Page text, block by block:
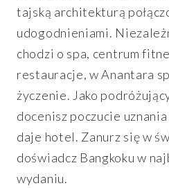
tajską architekturą
udogodnieniami.
chodzi o spa, centrum
restauracje, w Anantara
życzenie. Jako
docenisz poczucie
daje hotel. Zanurz się w
doświadcz Bangkoku w
wydaniu.